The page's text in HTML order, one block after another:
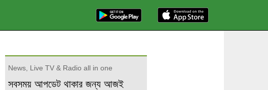
News, Live TV & Radio all in one
সবসময় আপডেট থাকার জন্য আজই